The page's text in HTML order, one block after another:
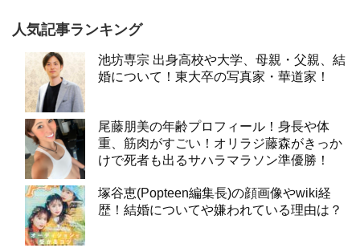
人気記事ランキング
池坊専宗 出身高校や大学、母親・父親、結
婚について！東大卒の写真家・華道家！
尾藤朋美の年齢プロフィール！身長や体
重、筋肉がすごい！オリラジ藤森がきっか
けで死者も出るサハラマラソン準優勝！
塚谷恵(Popteen編集長)の顔画像やwiki経
歴！結婚についてや嫌われている理由は？